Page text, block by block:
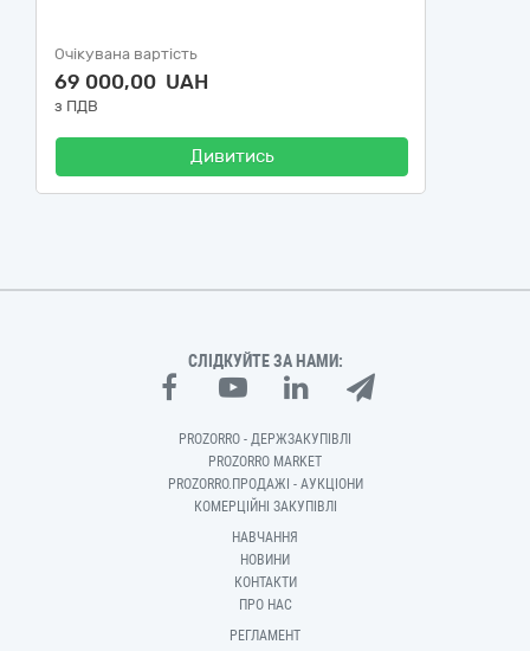
Очікувана вартість
69 000,00 UAH
з ПДВ
Дивитись
СЛІДКУЙТЕ ЗА НАМИ:
PROZORRO - ДЕРЖЗАКУПІВЛІ
PROZORRO MARKET
PROZORRO.ПРОДАЖІ - АУКЦІОНИ
КОМЕРЦІЙНІ ЗАКУПІВЛІ
НАВЧАННЯ
НОВИНИ
КОНТАКТИ
ПРО НАС
РЕГЛАМЕНТ